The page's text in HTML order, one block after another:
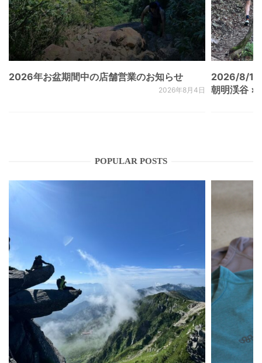
2026年お盆期間中の店舗営業のお知らせ
2026年8月4日
2026/8/
朝明渓谷 ×
POPULAR POSTS